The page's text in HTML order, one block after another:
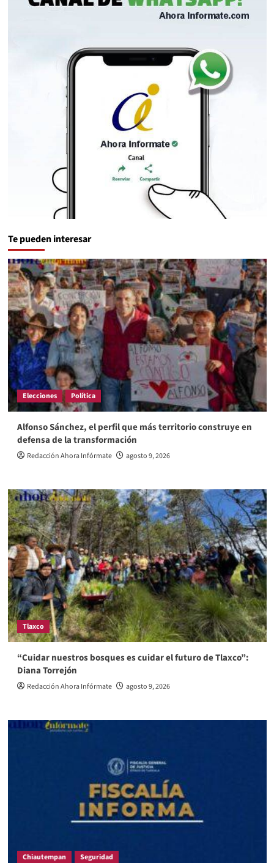
Te pueden interesar
Elecciones Política
Alfonso Sánchez, el perfil que más territorio construye en
defensa de la transformación
Redacción Ahora Infórmate agosto 9, 2026
Tlaxco
“Cuidar nuestros bosques es cuidar el futuro de Tlaxco”:
Diana Torrejón
Redacción Ahora Infórmate agosto 9, 2026
Chiautempan Seguridad